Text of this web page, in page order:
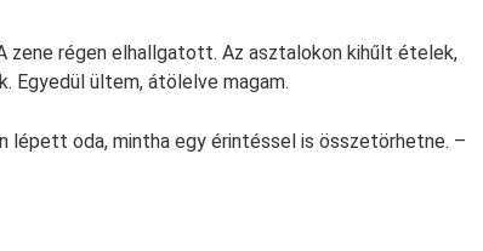
zene régen elhallgatott. Az asztalokon kihűlt ételek,
Egyedül ültem, átölelve magam.
lépett oda, mintha egy érintéssel is összetörhetne. –